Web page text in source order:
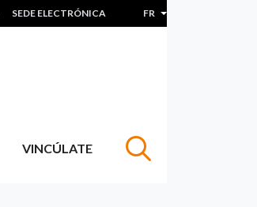
SEDE ELECTRÓNICA FR Lister les actions
VINCÚLATE